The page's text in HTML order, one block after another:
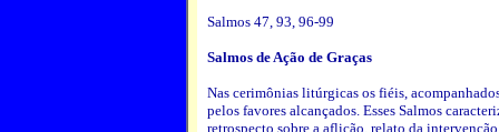
Salmos 47, 93, 96-99
Salmos de Ação de Graças
Nas cerimônias litúrgicas os fiéis,
pelos favores alcançados. Esses Salmos
retrospecto sobre a aflição, relato da